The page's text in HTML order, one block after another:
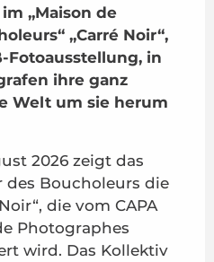
„Maison de
„Carré Noir“,
Fotoausstellung, in
ihre ganz
Welt um sie herum
2026 zeigt das
des Boucholeurs die
die vom CAPA
Photographes
wird. Das Kollektiv